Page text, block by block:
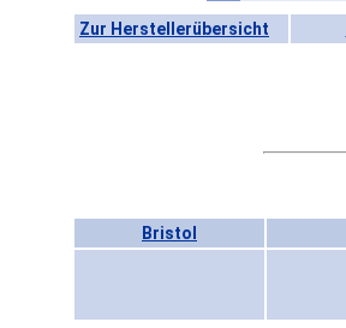
Zur Herstellerübersicht
Bristol